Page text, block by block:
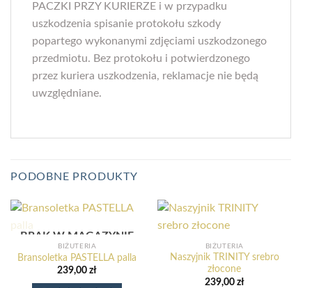
PACZKI PRZY KURIERZE i w przypadku
uszkodzenia spisanie protokołu szkody
popartego wykonanymi zdjęciami uszkodzonego
przedmiotu. Bez protokołu i potwierdzonego
przez kuriera uszkodzenia, reklamacje nie będą
uwzględniane.
PODOBNE PRODUKTY
BRAK W MAGAZYNIE
BIŻUTERIA
Bransoletka PASTELLA palla
239,00zł
BIŻUTERIA
Naszyjnik TRINITY srebro
złocone
239,00 zł